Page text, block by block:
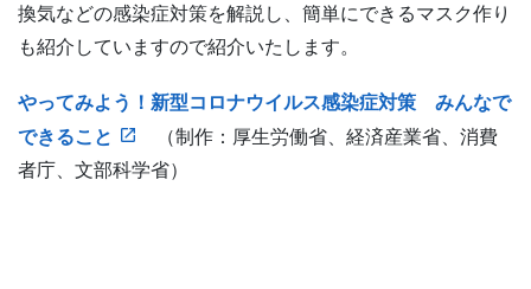
換気などの感染症対策を解説し、簡単にできるマスク作り
も紹介していますので紹介いたします。
やってみよう！新型コロナウイルス感染症対策 みんなで
できること
（制作：厚生労働省、経済産業省、消費
者庁、文部科学省）